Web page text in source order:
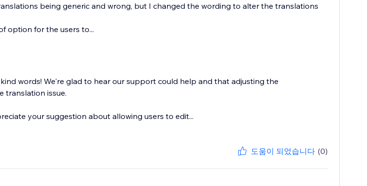
being generic and wrong, but I changed the wording to alter the translations
option for the users to...
words! We're glad to hear our support could help and that adjusting the
translation issue.
your suggestion about allowing users to edit...
도움이 되었습니다 (0)